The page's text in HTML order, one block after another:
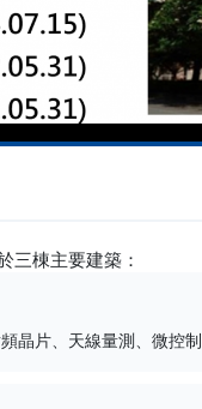
三棟主要建築：
晶片、天線量測、微控制